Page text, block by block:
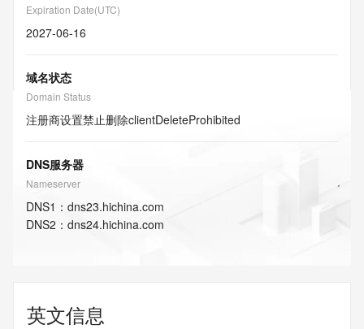
Expiration Date(UTC)
2027-06-16
域名状态
Domain Status
注册商设置禁止删除clientDeleteProhibited
DNS服务器
Nameserver
DNS1 ： dns23.hichina.com
DNS2 ： dns24.hichina.com
英文信息